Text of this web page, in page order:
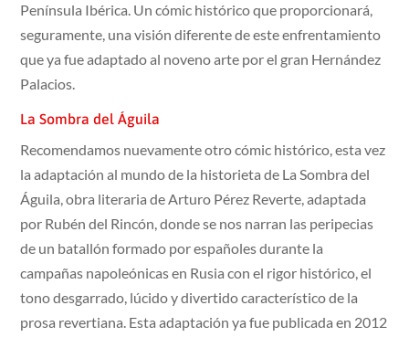
Península Ibérica. Un cómic histórico que proporcionará,
seguramente, una visión diferente de este enfrentamiento
que ya fue adaptado al noveno arte por el gran Hernández
Palacios.
La Sombra del Águila
Recomendamos nuevamente otro cómic histórico, esta vez
la adaptación al mundo de la historieta de La Sombra del
Águila, obra literaria de Arturo Pérez Reverte, adaptada
por Rubén del Rincón, donde se nos narran las peripecias
de un batallón formado por españoles durante la
campañas napoleónicas en Rusia con el rigor histórico, el
tono desgarrado, lúcido y divertido característico de la
prosa revertiana. Esta adaptación ya fue publicada en 2012